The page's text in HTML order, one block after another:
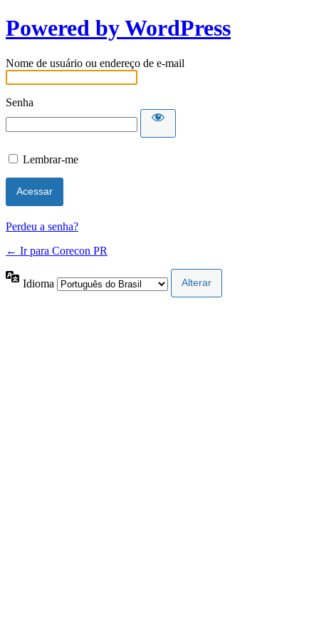
Powered by WordPress
Nome de usuário ou endereço de e-mail
Senha
Lembrar-me
Perdeu a senha?
← Ir para Corecon PR
Idioma